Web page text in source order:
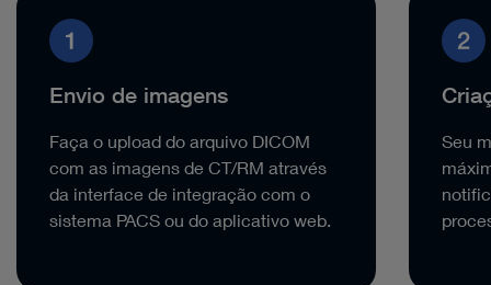
Envio de imagens
Faça o upload do arquivo DICOM
com as imagens de CT/RM através
da interface de integração com o
sistema PACS ou do aplicativo web.
Seu